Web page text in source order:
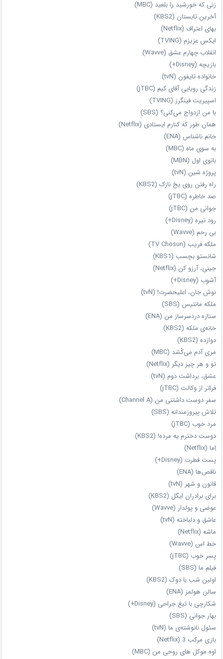
زنی که خورشید را بلعید (MBC)
آخرین تابستان (KBS2)
بهای اعتراف (Netflix)
ایکس عزیزم (TVING)
انقلاب چهارم عشق (Wavve)
بازیچه (Disney+)
خانواده تایفون (tvN)
زندگی رویایی آقای کیم (jTBC)
اسپیریت فینگرز (TVING)
با من ازدواج می‌کنی؟ (SBS)
همان‌ طور که کنارم ایستادی (Netflix)
خانم ناشناس (ENA)
به سوی ماه (MBC)
بانوی اول (MBN)
پروژه شین (tvN)
راه رفتن روی یخ نازک (KBS2)
صد خاطره (jTBC)
جوانی من (jTBC)
رود تیره (Disney+)
بی‌ رحم (Wavve)
ملکه فریب (TV Chosun)
شانستو بچسب (KBS1)
جینی، آرزو کن (Netflix)
آشوب (Disney+)
نوش جان، اعلیحضرت! (tvN)
ملکه‌ مانتیس (SBS)
ستاره دردسرساز من (ENA)
خانه‌ی ملکه (KBS2)
دوازده (KBS2)
مری آدم می‌کُشد (MBC)
تو و هر چیز دیگر (Netflix)
عشق، برداشت دوم (tvN)
فراتر از وکالت (jTBC)
سفر دوست‌ داشتنی من (Channel A)
تلاش پیروزمندانه (SBS)
مرد خوب (jTBC)
دوست دخترم یه مرده! (KBS2)
اِما (Netflix)
پست فطرت (Disney+)
ناقص‌ها (ENA)
قانون و شهر (tvN)
برای برادران ایگل (KBS2)
عوضی و پولدار (Wavve)
عاشق و دلباخته (tvN)
ماشه (Netflix)
خط اس (Wavve)
پسر خوب (jTBC)
فیلم ما (SBS)
اولین شب با دوک (KBS2)
سالن هولمز (ENA)
شکارچی با تیغ جراحی (Disney+)
بهار جوانی (SBS)
سئول نانوشته‌ی ما (tvN)
بازی مرکب 3 (Netflix)
اوه موکل های روحی من (MBC)